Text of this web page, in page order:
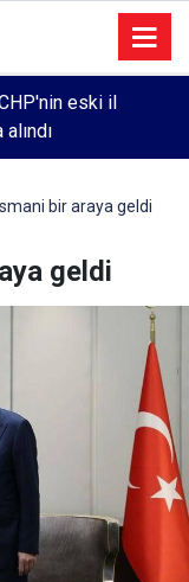
eski il
bir araya geldi
geldi